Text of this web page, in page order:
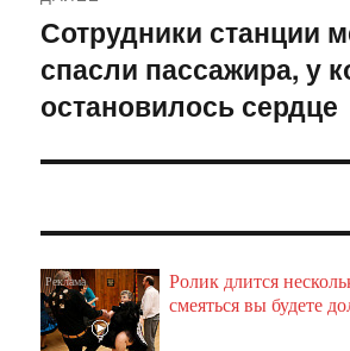
Следующая
запись:
Сотрудники станции
спасли пассажира, у
остановилось сердце
Ролик длится
смеяться вы будете